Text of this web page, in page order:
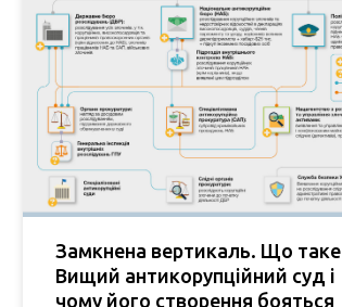
Замкнена вертикаль. Що таке
Вищий антикорупційний суд і
чому його створення бояться